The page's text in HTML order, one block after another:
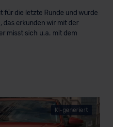
für die letzte Runde und wurde
das erkunden wir mit der
misst sich u.a. mit dem
KI-generiert